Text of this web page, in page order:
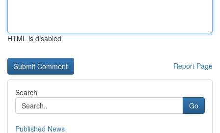
HTML is disabled
Report Page
Search
Go
Published News